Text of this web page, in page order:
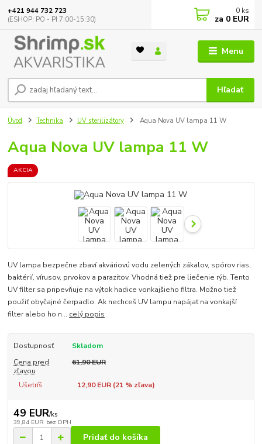
Menu
Hľadať
+421 944 732 723
(ESHOP: PO - PI 7:00-15:30)
0 ks
za 0 EUR
Úvod Technika UV sterilizátory Aqua Nova UV lampa 11 W
Aqua Nova UV lampa 11 W
AKCIA
UV lampa bezpečne zbaví akváriovú vodu zelených zákalov, spórov rias,
baktérií, vírusov, prvokov a parazitov. Vhodná tiež pre liečenie rýb. Tento
UV filter sa pripevňuje na výtok hadice vonkajšieho filtra. Možno tiež
použiť obyčajné čerpadlo. Ak nechceš UV lampu napájať na vonkajší
filter alebo ho n... celý popis
Dostupnosť
Skladom
Cena pred
zľavou
61,90 EUR
Ušetríš 12,90 EUR (21 % zľava)
49 EUR/ks
39,84 EUR bez DPH
Pridať do košíka